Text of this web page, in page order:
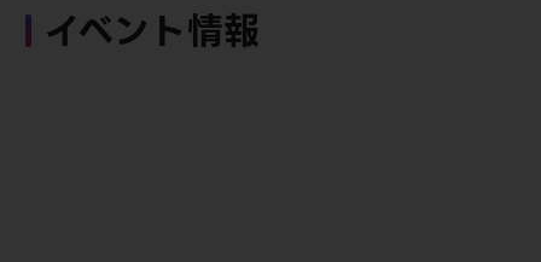
イベント情報